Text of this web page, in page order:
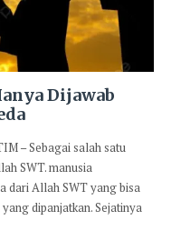
Dijawab
– Sebagai salah satu
SWT. manusia
dari Allah SWT yang bisa
dipanjatkan. Sejatinya